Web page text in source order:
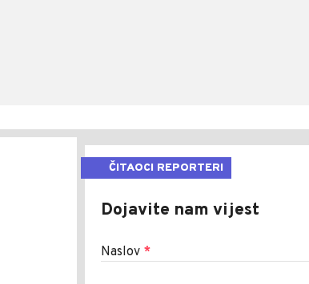
ČITAOCI REPORTERI
Dojavite nam vijest
Naslov *